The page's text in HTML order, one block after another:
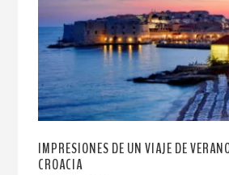
IMPRESIONES DE UN VIAJE DE
CROACIA